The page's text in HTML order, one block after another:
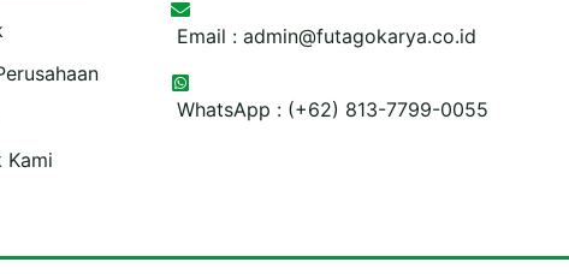
Kami
Email :admin@futagokarya.co.id
WhatsApp : (+62) 813-7799-0055